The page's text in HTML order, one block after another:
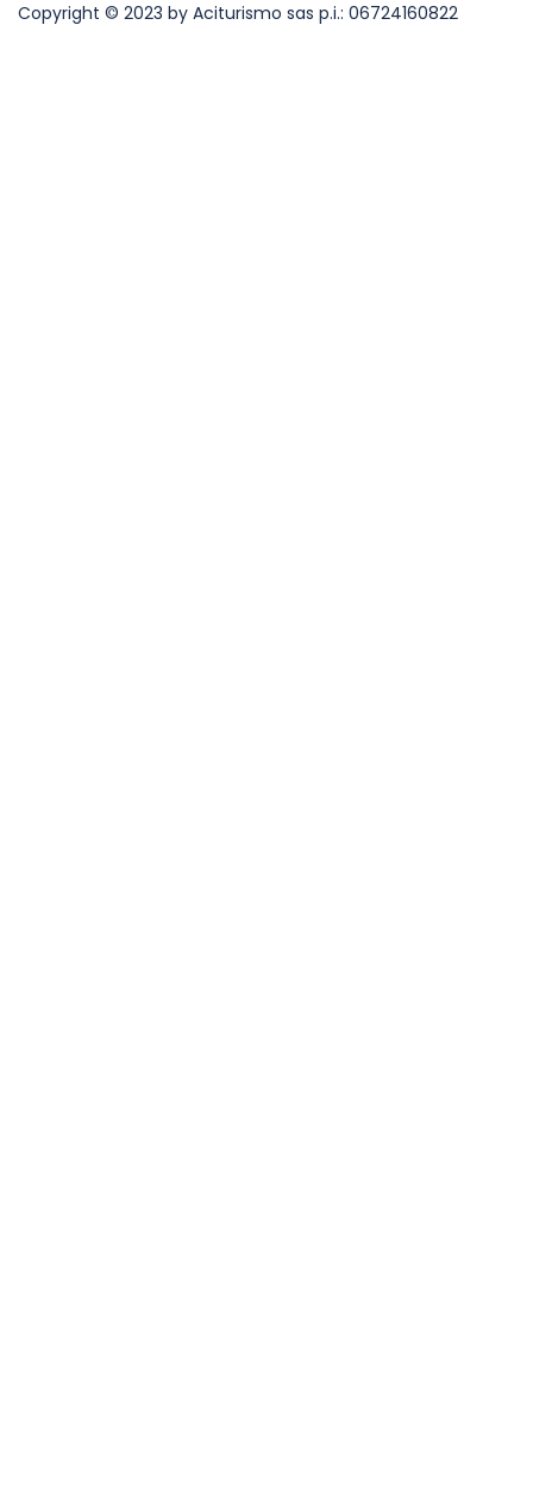
Copyright © 2023 by Aciturismo sas p.i.: 06724160822